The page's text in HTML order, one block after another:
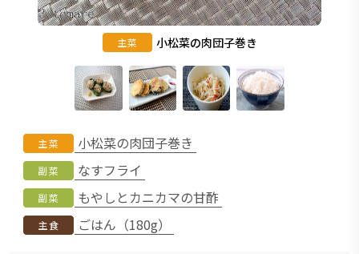
主菜 小松菜の肉団子巻き
主菜 小松菜の肉団子巻き
副菜 なすフライ
副菜 もやしとカニカマの甘酢
主食 ごはん（180g）